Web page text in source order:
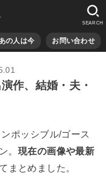
あの人は今 お問い合わせ
SEARCH
作、結婚・夫・
ポッシブル/ゴース
。 現在の画像や最新
まとめました。